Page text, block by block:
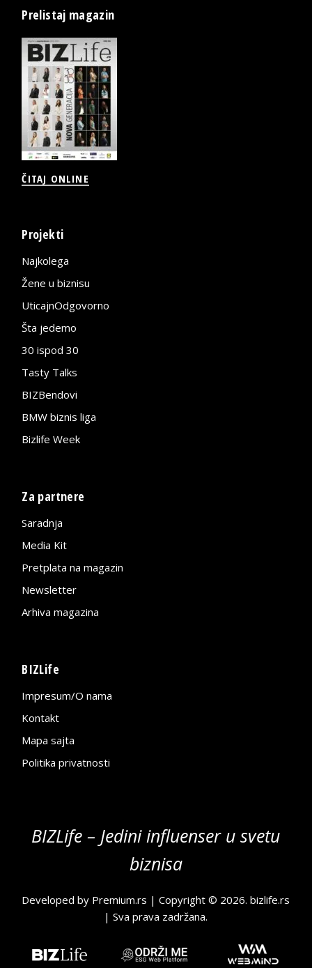
Prelistaj magazin
ČITAJ ONLINE
Projekti
Najkolega
Žene u biznisu
UticajnOdgovorno
Šta jedemo
30 ispod 30
Tasty Talks
BIZBendovi
BMW biznis liga
Bizlife Week
Za partnere
Saradnja
Media Kit
Pretplata na magazin
Newsletter
Arhiva magazina
BIZLife
Impresum/O nama
Kontakt
Mapa sajta
Politika privatnosti
BIZLife – Jedini influenser u svetu
biznisa
Developed by Premium.rs | Copyright © 2026.bizlife.rs
| Sva prava zadržana.